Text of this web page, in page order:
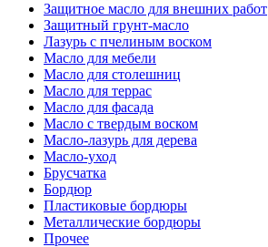
Защитное масло для внешних работ
Защитный грунт-масло
Лазурь с пчелиным воском
Масло для мебели
Масло для столешниц
Масло для террас
Масло для фасада
Масло с твердым воском
Масло-лазурь для дерева
Масло-уход
Брусчатка
Бордюр
Пластиковые бордюры
Металлические бордюры
Прочее